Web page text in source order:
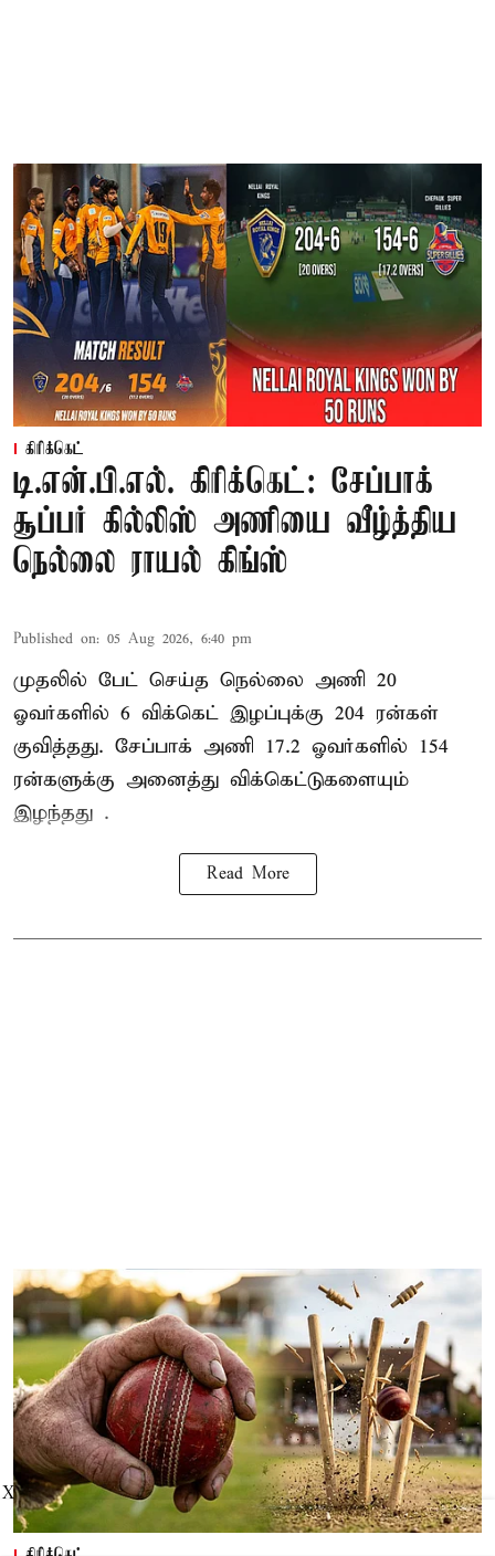
கிரிக்கெட்
டி.என்.பி.எல். கிரிக்கெட்: சேப்பாக்
சூப்பர் கில்லிஸ் அணியை வீழ்த்திய
நெல்லை ராயல் கிங்ஸ்
Published on: 05 Aug 2026, 6:40 pm
முதலில் பேட் செய்த நெல்லை அணி 20
ஓவர்களில் 6 விக்கெட் இழப்புக்கு 204 ரன்கள்
குவித்தது. சேப்பாக் அணி 17.2 ஓவர்களில் 154
ரன்களுக்கு அனைத்து விக்கெட்டுகளையும்
இழந்தது .
Read More
X